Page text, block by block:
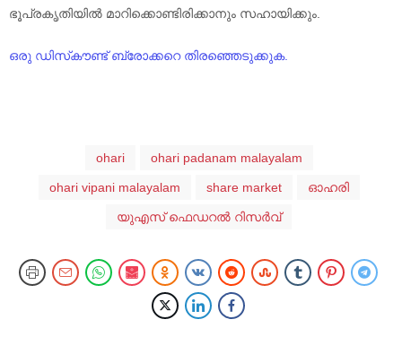
ഭൂപ്രകൃതിയിൽ മാറിക്കൊണ്ടിരിക്കാനും സഹായിക്കും.
ഒരു ഡിസ്‌കൗണ്ട് ബ്രോക്കറെ തിരഞ്ഞെടുക്കുക.
ohari ohari padanam malayalam
ohari vipani malayalam share market ഓഹരി
യുഎസ് ഫെഡറൽ റിസർവ്